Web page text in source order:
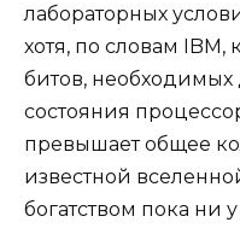
лабораторных
хотя, по словам IBM,
битов, необходимых
состояния
превышает общее
известной
богатством пока ни